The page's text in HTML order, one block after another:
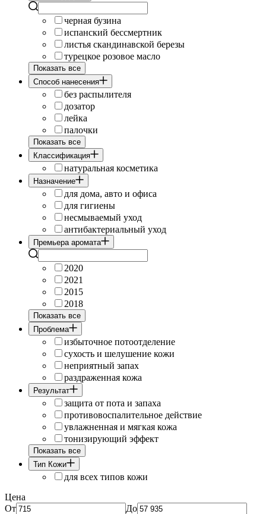
черная бузина
испанский бессмертник
листья скандинавской березы
турецкое розовое масло
Показать все
Cпособ нанесения
без распылителя
дозатор
лейка
палочки
Показать все
Классификация
натуральная косметика
Назначение
для дома, авто и офиса
для гигиены
несмываемый уход
антибактериальный уход
Премьера аромата
2020
2021
2015
2018
Показать все
Проблема
избыточное потоотделение
сухость и шелушение кожи
неприятный запах
раздраженная кожа
Результат
защита от пота и запаха
противовоспалительное действие
увлажненная и мягкая кожа
тонизирующий эффект
Показать все
Тип Кожи
для всех типов кожи
Цена
От
До